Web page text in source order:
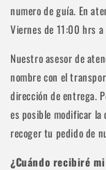
numero de guía. En
Viernes de 11:00 hrs
Nuestro asesor de
nombre con el
dirección de entrega.
es posible modificar
recoger tu pedido de
¿Cuándo recibiré